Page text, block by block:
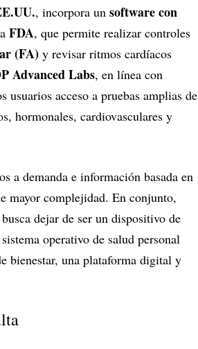
, incorpora un software con
FDA, que permite realizar controles
(FA) y revisar ritmos cardíacos
Advanced Labs, en línea con
usuarios acceso a pruebas amplias de
hormonales, cardiovasculares y
a demanda e información basada en
mayor complejidad. En conjunto,
busca dejar de ser un dispositivo de
operativo de salud personal
bienestar, una plataforma digital y